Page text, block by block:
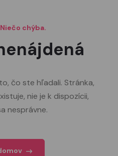
chýba.
čo ste hľadali. Stránka,
nie je k dispozícii,
nesprávne.